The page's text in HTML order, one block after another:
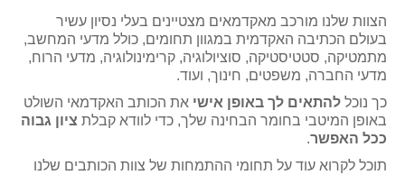
הצוות שלנו מורכב מאקדמאים מצטיינים בעלי נסיון עשיר
בעולם הכתיבה האקדמית במגוון תחומים, כולל מדעי המחשב,
מתמטיקה, סטטיסטיקה, סוציולוגיה, קרימינולוגיה, מדעי הרוח,
מדעי החברה, משפטים, חינוך, ועוד.
כך נוכל להתאים לך באופן אישי את הכותב האקדמאי השולט
באופן המיטבי בחומר הבחינה שלך, כדי לוודא קבלת ציון גבוה
ככל האפשר.
תוכל לקרוא עוד על תחומי ההתמחות של צוות הכותבים שלנו